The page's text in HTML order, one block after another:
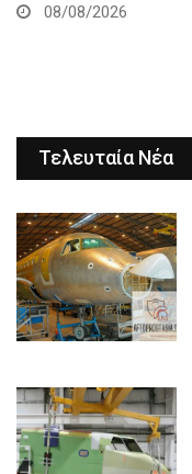
08/08/2026
Τελευταία Νέα